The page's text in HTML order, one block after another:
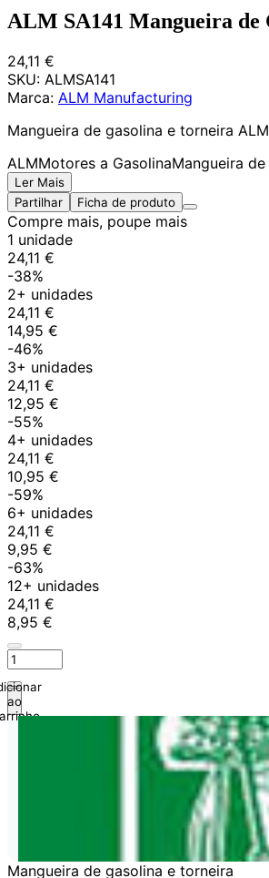
ALM SA141 Mangueira de
24,11 €
SKU: ALMSA141
Marca: ALM Manufacturing
Mangueira de gasolina e torneira
ALMMotores a GasolinaMangueira de
Ler Mais
Partilhar
Ficha de produto
Compre mais, poupe mais
1 unidade
24,11 €
-38%
2+ unidades
24,11 €
14,95 €
-46%
3+ unidades
24,11 €
12,95 €
-55%
4+ unidades
24,11 €
10,95 €
-59%
6+ unidades
24,11 €
9,95 €
-63%
12+ unidades
24,11 €
8,95 €
ao
Mangueira de gasolina e torneira